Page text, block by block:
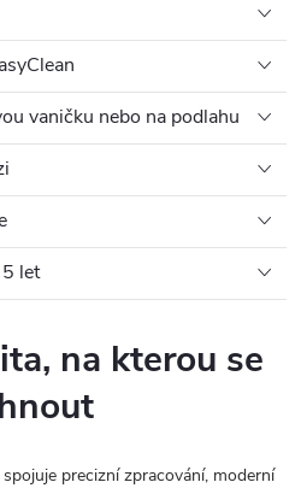
vaničku nebo na podlahu
let
na kterou se
precizní zpracování, moderní